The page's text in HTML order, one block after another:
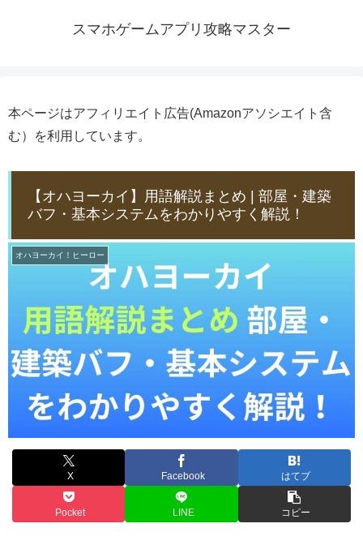
スマホゲームアプリ攻略マスター
本ページはアフィリエイト広告(Amazonアソシエイト含
む）を利用しています。
【オハヨーカイ】用語解説まとめ | 部屋・建築
バフ・基本システムをわかりやすく解説！
オハヨーカイ！ヒーロー
X Facebook はてブ
Pocket LINE コピー